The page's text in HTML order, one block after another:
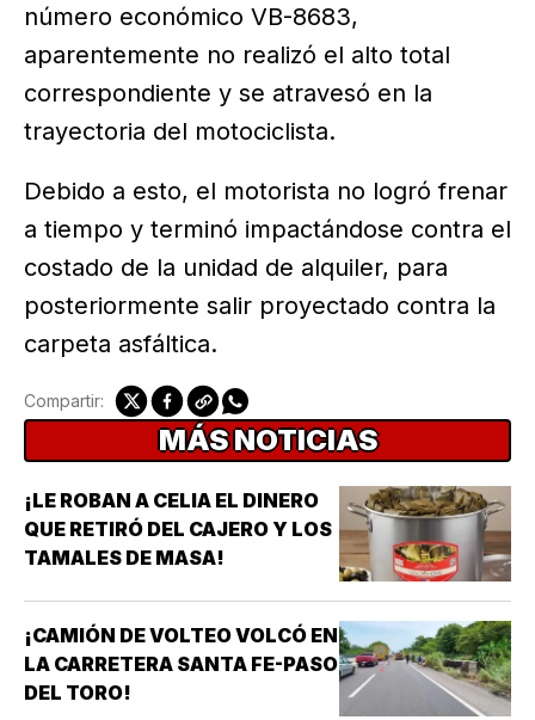
número económico VB-8683,
aparentemente no realizó el alto total
correspondiente y se atravesó en la
trayectoria del motociclista.
Debido a esto, el motorista no logró frenar
a tiempo y terminó impactándose contra el
costado de la unidad de alquiler, para
posteriormente salir proyectado contra la
carpeta asfáltica.
Compartir:
MÁS NOTICIAS
¡LE ROBAN A CELIA EL DINERO
QUE RETIRÓ DEL CAJERO Y LOS
TAMALES DE MASA!
¡CAMIÓN DE VOLTEO VOLCÓ EN
LA CARRETERA SANTA FE-PASO
DEL TORO!